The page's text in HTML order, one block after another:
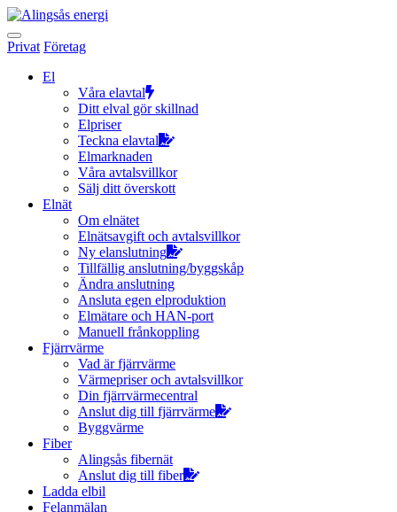
Hoppa
till
innehållet
Privat Företag
El
Våra elavtal
Ditt elval gör skillnad
Elpriser
Teckna elavtal
Elmarknaden
Våra avtalsvillkor
Sälj ditt överskott
Elnät
Om elnätet
Elnätsavgift och avtalsvillkor
Ny elanslutning
Tillfällig anslutning/byggskåp
Ändra anslutning
Ansluta egen elproduktion
Elmätare och HAN-port
Manuell frånkoppling
Fjärrvärme
Vad är fjärrvärme
Värmepriser och avtalsvillkor
Din fjärrvärmecentral
Anslut dig till fjärrvärme
Byggvärme
Fiber
Alingsås fibernät
Anslut dig till fiber
Ladda elbil
Felanmälan